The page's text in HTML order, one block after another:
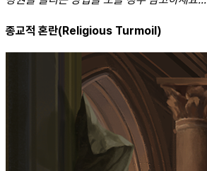
종교적 혼란(Religious Turmoil)